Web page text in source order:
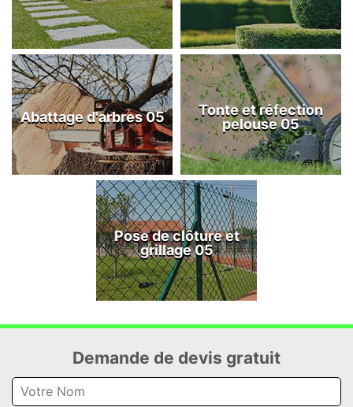
Abattage d'arbres 05
Tonte et réfection
pelouse 05
Pose de clôture et
grillage 05
Demande de devis gratuit